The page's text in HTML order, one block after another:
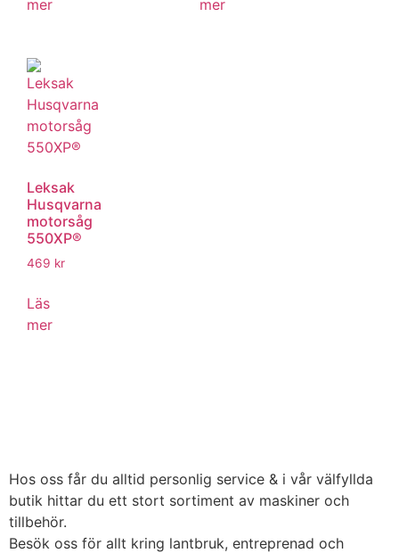
mer mer
Leksak
Husqvarna
motorsåg
550XP®
469 kr
Läs
mer
Hos oss får du alltid personlig service & i vår välfyllda
butik hittar du ett stort sortiment av maskiner och
tillbehör.
Besök oss för allt kring lantbruk, entreprenad och